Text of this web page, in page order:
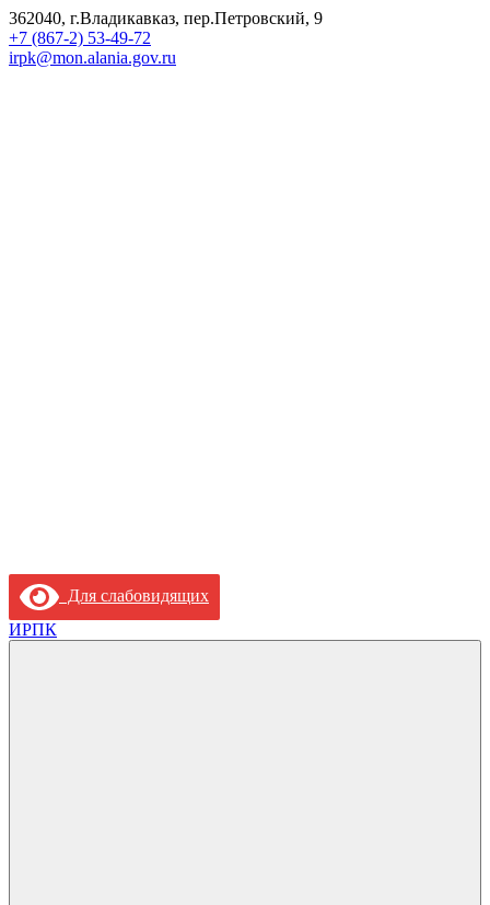
362040, г.Владикавказ, пер.Петровский, 9
+7 (867-2) 53-49-72
irpk@mon.alania.gov.ru
Для слабовидящих
ИРПК